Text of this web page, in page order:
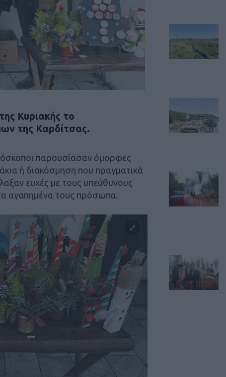
Κυριακής το
της Καρδίτσας.
παρουσίασαν όμορφες
ή διακόσμηση που πραγματικά
ευχές με τους υπεύθυνους
αγαπημένα τους πρόσωπα.